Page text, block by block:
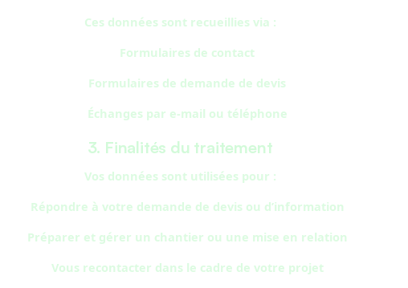
Ces données sont recueillies via :
Formulaires de contact
Formulaires de demande de devis
Échanges par e-mail ou téléphone
3. Finalités du traitement
Vos données sont utilisées pour :
Répondre à votre demande de devis ou d’information
Préparer et gérer un chantier ou une mise en relation
Vous recontacter dans le cadre de votre projet